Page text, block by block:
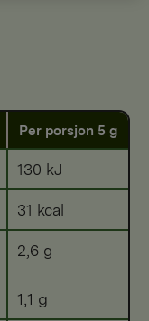
Per porsjon 5 g
130 kJ
31 kcal
2,6 g
1,1 g